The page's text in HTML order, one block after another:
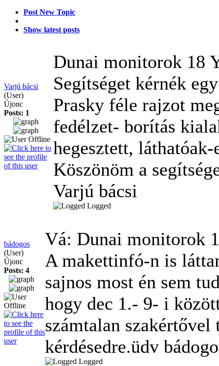
Post New Topic
Show latest posts
Varjú bácsi
(User)
Újonc
Posts: 1
Dunai monitorok 18
Segítséget kérnék
Prasky féle rajzot
fedélzet- borítás
hegesztett,
Köszönöm a
Varjú bácsi
Logged
bádogos
(User)
Újonc
Posts: 4
Vá: Dunai monitorok
A makettinfó-n is
sajnos most én sem
hogy dec 1.- 9- i
számtalan szakértővel
kérdésedre.üdv
Logged